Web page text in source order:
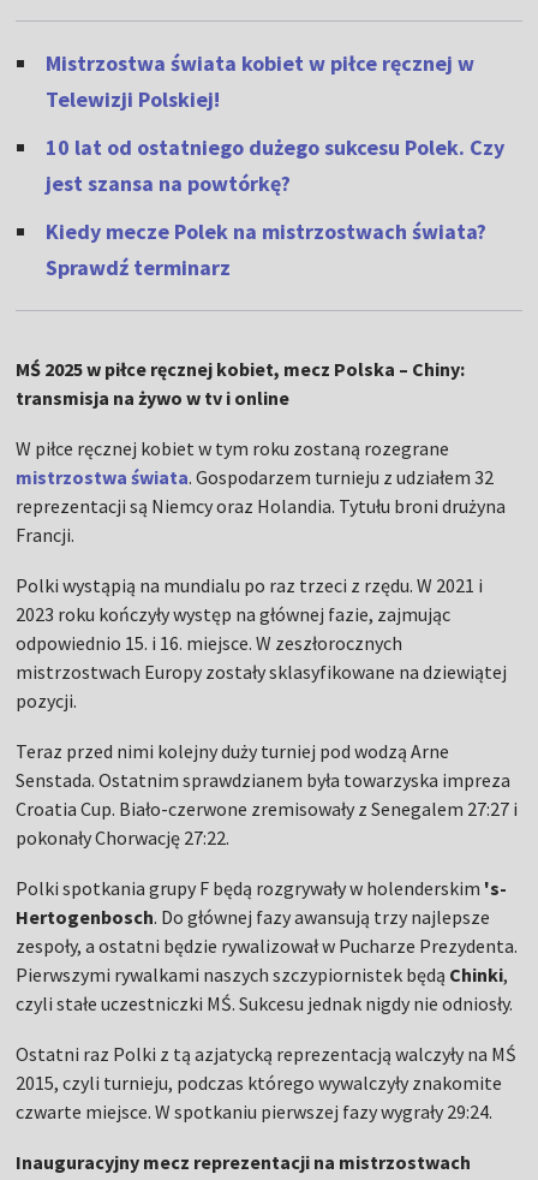
Mistrzostwa świata kobiet w piłce ręcznej w
Telewizji Polskiej!
10 lat od ostatniego dużego sukcesu Polek. Czy
jest szansa na powtórkę?
Kiedy mecze Polek na mistrzostwach świata?
Sprawdź terminarz
MŚ 2025 w piłce ręcznej kobiet, mecz Polska – Chiny:
transmisja na żywo w tv i online
W piłce ręcznej kobiet w tym roku zostaną rozegrane
mistrzostwa świata. Gospodarzem turnieju z udziałem 32
reprezentacji są Niemcy oraz Holandia. Tytułu broni drużyna
Francji.
Polki wystąpią na mundialu po raz trzeci z rzędu. W 2021 i
2023 roku kończyły występ na głównej fazie, zajmując
odpowiednio 15. i 16. miejsce. W zeszłorocznych
mistrzostwach Europy zostały sklasyfikowane na dziewiątej
pozycji.
Teraz przed nimi kolejny duży turniej pod wodzą Arne
Senstada. Ostatnim sprawdzianem była towarzyska impreza
Croatia Cup. Biało-czerwone zremisowały z Senegalem 27:27 i
pokonały Chorwację 27:22.
Polki spotkania grupy F będą rozgrywały w holenderskim 's-
Hertogenbosch. Do głównej fazy awansują trzy najlepsze
zespoły, a ostatni będzie rywalizował w Pucharze Prezydenta.
Pierwszymi rywalkami naszych szczypiornistek będą Chinki,
czyli stałe uczestniczki MŚ. Sukcesu jednak nigdy nie odniosły.
Ostatni raz Polki z tą azjatycką reprezentacją walczyły na MŚ
2015, czyli turnieju, podczas którego wywalczyły znakomite
czwarte miejsce. W spotkaniu pierwszej fazy wygrały 29:24.
Inauguracyjny mecz reprezentacji na mistrzostwach